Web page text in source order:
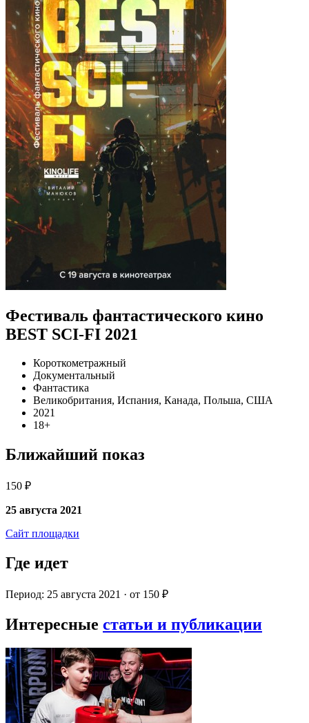
Фестиваль фантастического кино
BEST SCI-FI 2021
Короткометражный
Документальный
Фантастика
Великобритания, Испания, Канада, Польша, США
2021
18+
Ближайший показ
150 ₽
25 августа 2021
Сайт площадки
Где идет
Период: 25 августа 2021 · от 150 ₽
Интересные статьи и публикации